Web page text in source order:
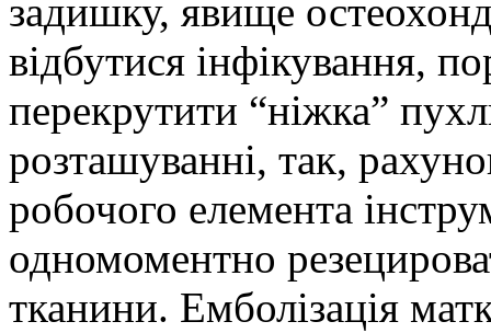
задишку, явище
відбутися інфікування,
перекрутити “ніжка”
розташуванні, так,
робочого елемента
одномоментно
тканини. Емболізація